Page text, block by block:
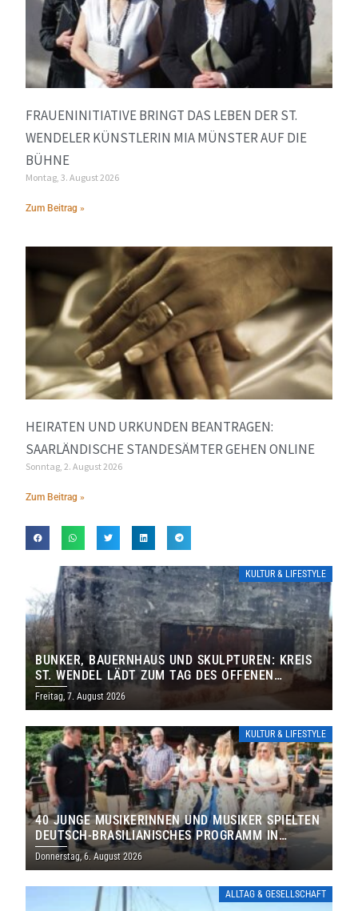
FRAUENINITIATIVE BRINGT DAS LEBEN DER ST.
WENDELER KÜNSTLERIN MIA MÜNSTER AUF DIE
BÜHNE
Montag, 3. August 2026
Zum Beitrag »
HEIRATEN UND URKUNDEN BEANTRAGEN:
SAARLÄNDISCHE STANDESÄMTER GEHEN ONLINE
Sonntag, 2. August 2026
Zum Beitrag »
KULTUR & LIFESTYLE
BUNKER, BAUERNHAUS UND SKULPTUREN: KREIS
ST. WENDEL LÄDT ZUM TAG DES OFFENEN
DENKMALS EIN
Freitag, 7. August 2026
KULTUR & LIFESTYLE
40 JUNGE MUSIKERINNEN UND MUSIKER SPIELTEN
DEUTSCH-BRASILIANISCHES PROGRAMM IN
THOLEY
Donnerstag, 6. August 2026
ALLTAG & GESELLSCHAFT